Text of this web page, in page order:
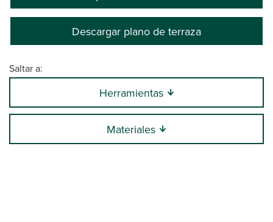
Descargar plano de terraza
Saltar a:
Herramientas
Materiales
0:00 / 9:33